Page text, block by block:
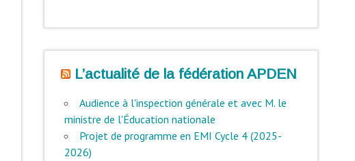
L’actualité de la fédération APDEN
Audience à l'inspection générale et avec M. le
ministre de l'Éducation nationale
Projet de programme en EMI Cycle 4 (2025-
2026)